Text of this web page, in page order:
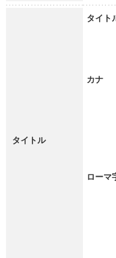
タイトル
タイト
カナ
ローマ